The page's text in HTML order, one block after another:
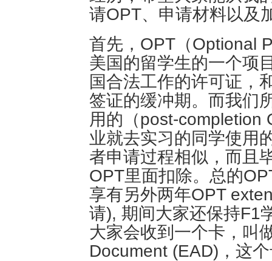
请OPT、申请材料以及
首先，OPT（Optional
美国的留学生的一个项
国合法工作的许可证，
签证的缓冲期。而我们
用的（post-completion
业就去实习的同学使用
者申请过程相似，而且
OPT里面扣除。总的
享有另外两年OPT
请), 期间大家还保持F1
大家会收到一个卡，叫
Document (EAD)，这